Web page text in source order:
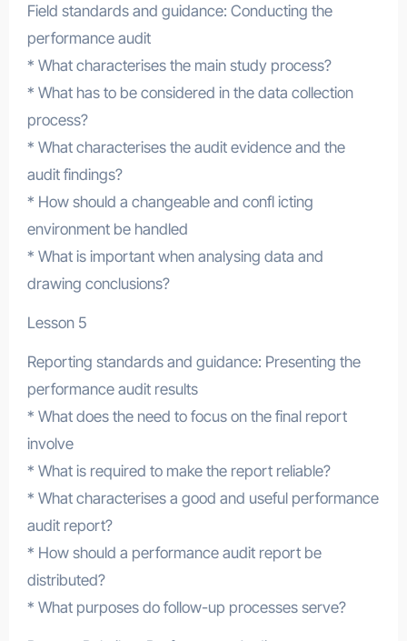
Field standards and guidance: Conducting the
performance audit
* What characterises the main study process?
* What has to be considered in the data collection
process?
* What characterises the audit evidence and the
audit findings?
* How should a changeable and confl icting
environment be handled
* What is important when analysing data and
drawing conclusions?
Lesson 5
Reporting standards and guidance: Presenting the
performance audit results
* What does the need to focus on the final report
involve
* What is required to make the report reliable?
* What characterises a good and useful performance
audit report?
* How should a performance audit report be
distributed?
* What purposes do follow-up processes serve?